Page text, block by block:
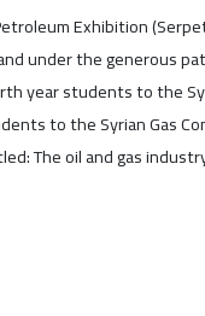
Exhibition
under the generous
year students to the
to the Syrian Gas
The oil and gas